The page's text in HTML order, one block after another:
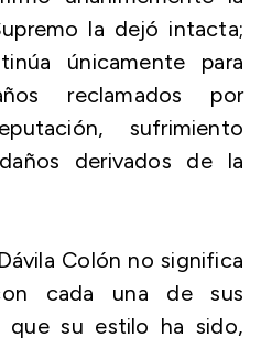
la dejó intacta;
únicamente para
reclamados por
sufrimiento
derivados de la
Colón no significa
cada una de sus
que su estilo ha sido,